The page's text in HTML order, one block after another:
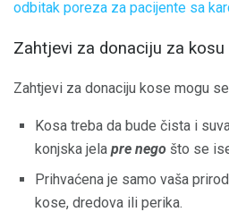
odbitak poreza za pacijente sa
Zahtjevi za donaciju za kosu
Zahtjevi za donaciju kose mogu
Kosa treba da bude čista i
konjska jela pre nego što se
Prihvaćena je samo vaša
kose, dredova ili perika.